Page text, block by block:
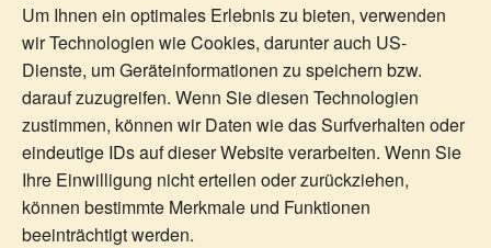
Um Ihnen ein optimales Erlebnis zu bieten, verwenden
wir Technologien wie Cookies, darunter auch US-
Dienste, um Geräteinformationen zu speichern bzw.
darauf zuzugreifen. Wenn Sie diesen Technologien
zustimmen, können wir Daten wie das Surfverhalten oder
eindeutige IDs auf dieser Website verarbeiten. Wenn Sie
Ihre Einwilligung nicht erteilen oder zurückziehen,
können bestimmte Merkmale und Funktionen
beeinträchtigt werden.
Klicken Sie, um Marketing Cookies zu
akzeptieren und diesen Inhalt zu aktivieren